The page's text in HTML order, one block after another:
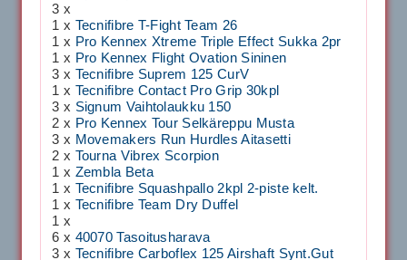
3 x
1 x Tecnifibre T-Fight Team 26
1 x Pro Kennex Xtreme Triple Effect Sukka 2pr
1 x Pro Kennex Flight Ovation Sininen
3 x Tecnifibre Suprem 125 CurV
1 x Tecnifibre Contact Pro Grip 30kpl
3 x Signum Vaihtolaukku 150
2 x Pro Kennex Tour Selkäreppu Musta
3 x Movemakers Run Hurdles Aitasetti
2 x Tourna Vibrex Scorpion
1 x Zembla Beta
1 x Tecnifibre Squashpallo 2kpl 2-piste kelt.
1 x Tecnifibre Team Dry Duffel
1 x
6 x 40070 Tasoitusharava
3 x Tecnifibre Carboflex 125 Airshaft Synt.Gut